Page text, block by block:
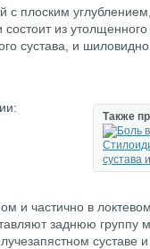
с плоским
из утолщенного
сустава, и
Также
сустава
и частично в
заднюю